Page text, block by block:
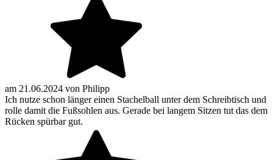
am 21.06.2024 von Philipp
Ich nutze schon länger einen Stachelball unter dem Schreibtisch und
rolle damit die Fußsohlen aus. Gerade bei langem Sitzen tut das dem
Rücken spürbar gut.